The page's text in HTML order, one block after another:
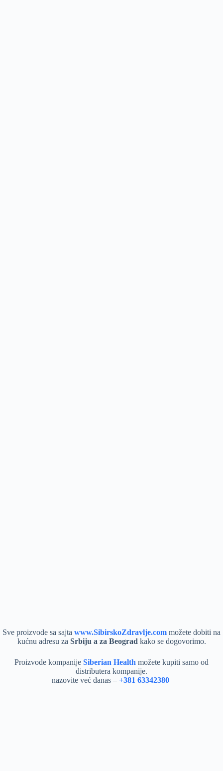
Sve proizvode sa sajta www.SibirskoZdravlje.com možete dobiti na
kućnu adresu za Srbiju a za Beograd kako se dogovorimo.
Proizvode kompanije Siberian Health možete kupiti samo od
distributera kompanije.
nazovite već danas – +381 63342380